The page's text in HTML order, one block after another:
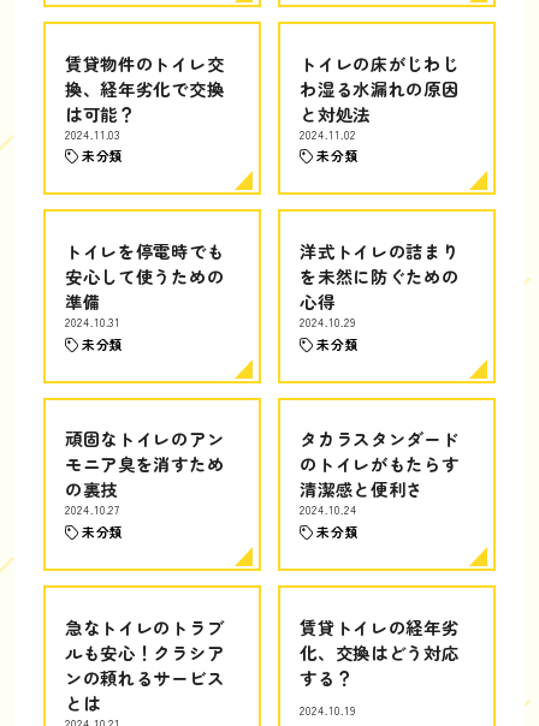
賃貸物件のトイレ交
換、経年劣化で交換
は可能？
2024.11.03
未分類
トイレの床がじわじ
わ湿る水漏れの原因
と対処法
2024.11.02
未分類
トイレを停電時でも
安心して使うための
準備
2024.10.31
未分類
洋式トイレの詰まり
を未然に防ぐための
心得
2024.10.29
未分類
頑固なトイレのアン
モニア臭を消すため
の裏技
2024.10.27
未分類
タカラスタンダード
のトイレがもたらす
清潔感と便利さ
2024.10.24
未分類
急なトイレのトラブ
ルも安心！クラシア
ンの頼れるサービス
とは
賃貸トイレの経年劣
化、交換はどう対応
する？
2024.10.19